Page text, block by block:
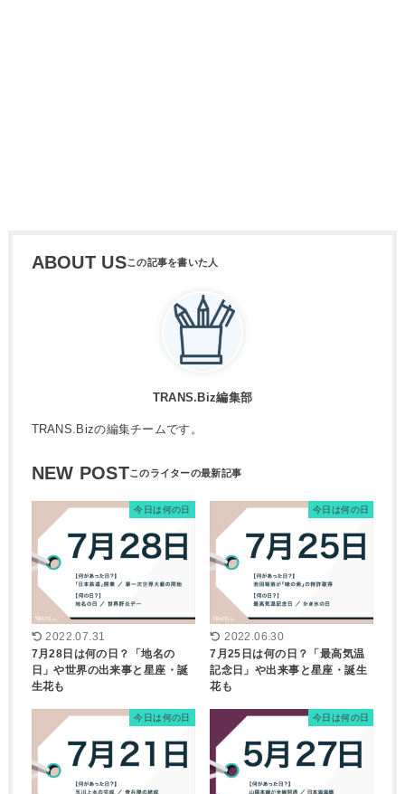
ABOUT US
TRANS.Biz編集部
TRANS.Bizの編集チームです。
NEW POST
今日は何の日
2022.07.31
7月28日は何の日？「地名の
日」や世界の出来事と星座・誕
生花も
今日は何の日
2022.06.30
7月25日は何の日？「最高気温
記念日」や出来事と星座・誕生
花も
今日は何の日 今日は何の日